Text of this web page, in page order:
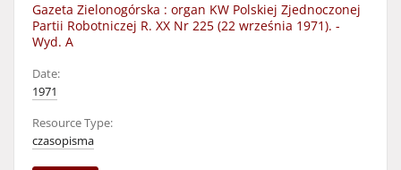
Gazeta Zielonogórska : organ KW Polskiej Zjednoczonej
Partii Robotniczej R. XX Nr 225 (22 września 1971). -
Wyd. A
Date:
1971
Resource Type:
czasopisma